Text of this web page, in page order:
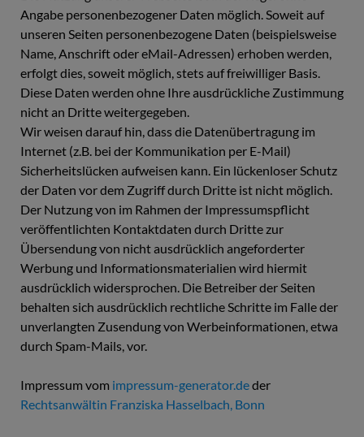
Angabe personenbezogener Daten möglich. Soweit auf
unseren Seiten personenbezogene Daten (beispielsweise
Name, Anschrift oder eMail-Adressen) erhoben werden,
erfolgt dies, soweit möglich, stets auf freiwilliger Basis.
Diese Daten werden ohne Ihre ausdrückliche Zustimmung
nicht an Dritte weitergegeben.
Wir weisen darauf hin, dass die Datenübertragung im
Internet (z.B. bei der Kommunikation per E-Mail)
Sicherheitslücken aufweisen kann. Ein lückenloser Schutz
der Daten vor dem Zugriff durch Dritte ist nicht möglich.
Der Nutzung von im Rahmen der Impressumspflicht
veröffentlichten Kontaktdaten durch Dritte zur
Übersendung von nicht ausdrücklich angeforderter
Werbung und Informationsmaterialien wird hiermit
ausdrücklich widersprochen. Die Betreiber der Seiten
behalten sich ausdrücklich rechtliche Schritte im Falle der
unverlangten Zusendung von Werbeinformationen, etwa
durch Spam-Mails, vor.
Impressum vom impressum-generator.deder
Rechtsanwältin Franziska Hasselbach, Bonn